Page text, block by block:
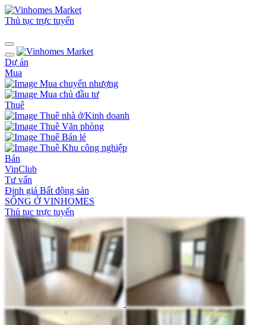
Thủ tục trực tuyến
Dự án
Mua
Mua chuyển nhượng
Mua chủ đầu tư
Thuê
Thuê nhà ở/Kinh doanh
Thuê Văn phòng
Thuê Bán lẻ
Thuê Khu công nghiệp
Bán
VinClub
Tư vấn
Định giá Bất động sản
SỐNG Ở VINHOMES
Thủ tục trực tuyến